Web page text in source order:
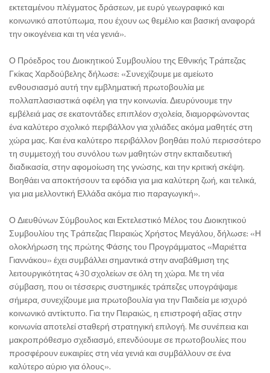
εκτεταμένου πλέγματος δράσεων, με ευρύ γεωγραφικό και
κοινωνικό αποτύπωμα, που έχουν ως θεμέλιο και βασική αναφορά
την οικογένεια και τη νέα γενιά».
Ο Πρόεδρος του Διοικητικού Συμβουλίου της Εθνικής Τράπεζας
Γκίκας Χαρδούβελης δήλωσε: «Συνεχίζουμε με αμείωτο
ενθουσιασμό αυτή την εμβληματική πρωτοβουλία με
πολλαπλασιαστικά οφέλη για την κοινωνία. Διευρύνουμε την
εμβέλειά μας σε εκατοντάδες επιπλέον σχολεία, διαμορφώνοντας
ένα καλύτερο σχολικό περιβάλλον για χιλιάδες ακόμα μαθητές στη
χώρα μας. Και ένα καλύτερο περιβάλλον βοηθάει πολύ περισσότερο
τη συμμετοχή του συνόλου των μαθητών στην εκπαιδευτική
διαδικασία, στην αφομοίωση της γνώσης, και την κριτική σκέψη.
Βοηθάει να αποκτήσουν τα εφόδια για μια καλύτερη ζωή, και τελικά,
για μια μελλοντική Ελλάδα ακόμα πιο παραγωγική».
Ο Διευθύνων Σύμβουλος και Εκτελεστικό Μέλος του Διοικητικού
Συμβουλίου της Τράπεζας Πειραιώς Χρήστος Μεγάλου, δήλωσε: «Η
ολοκλήρωση της πρώτης Φάσης του Προγράμματος «Μαριέττα
Γιαννάκου» έχει συμβάλλει σημαντικά στην αναβάθμιση της
λειτουργικότητας 430 σχολείων σε όλη τη χώρα. Με τη νέα
σύμβαση, που οι τέσσερις συστημικές τράπεζες υπογράψαμε
σήμερα, συνεχίζουμε μια πρωτοβουλία για την Παιδεία με ισχυρό
κοινωνικό αντίκτυπο. Για την Πειραιώς, η επιστροφή αξίας στην
κοινωνία αποτελεί σταθερή στρατηγική επιλογή. Με συνέπεια και
μακροπρόθεσμο σχεδιασμό, επενδύουμε σε πρωτοβουλίες που
προσφέρουν ευκαιρίες στη νέα γενιά και συμβάλλουν σε ένα
καλύτερο αύριο για όλους».